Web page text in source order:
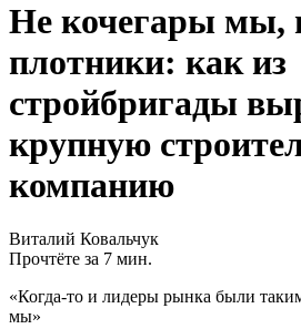
Не кочегары мы,
плотники: как из
стройбригады
крупную
компанию
Виталий Ковальчук
Прочтёте за 7 мин.
«Когда-то и лидеры рынка были
мы»